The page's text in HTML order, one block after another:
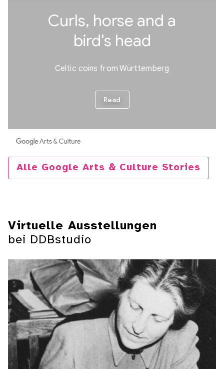
Alle Google Arts & Culture Stories
Virtuelle Ausstellungen
bei DDBstudio